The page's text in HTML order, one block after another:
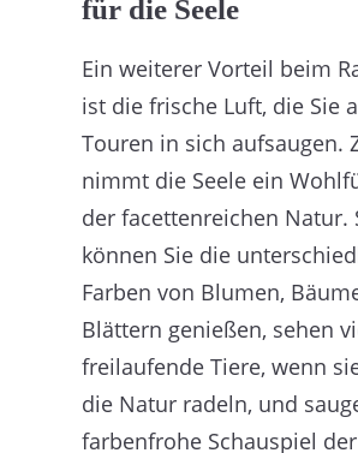
für die Seele
Ein weiterer Vorteil beim
ist die frische Luft, die Sie
Touren in sich aufsaugen.
nimmt die Seele ein
der facettenreichen Natur.
können Sie die
Farben von Blumen,
Blättern genießen, sehen
freilaufende Tiere, wenn
die Natur radeln, und
farbenfrohe Schauspiel